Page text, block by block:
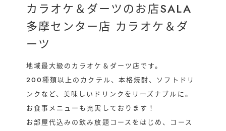
カラオケ＆ダーツのお店SALA
多摩センター店 カラオケ＆ダ
ーツ
地域最大級のカラオケ＆ダーツ店です。
200種類以上のカクテル、本格焼酎、ソフトドリ
ンクなど、美味しいドリンクをリーズナブルに。
お食事メニューも充実しております！
お部屋代込みの飲み放題コースをはじめ、コース